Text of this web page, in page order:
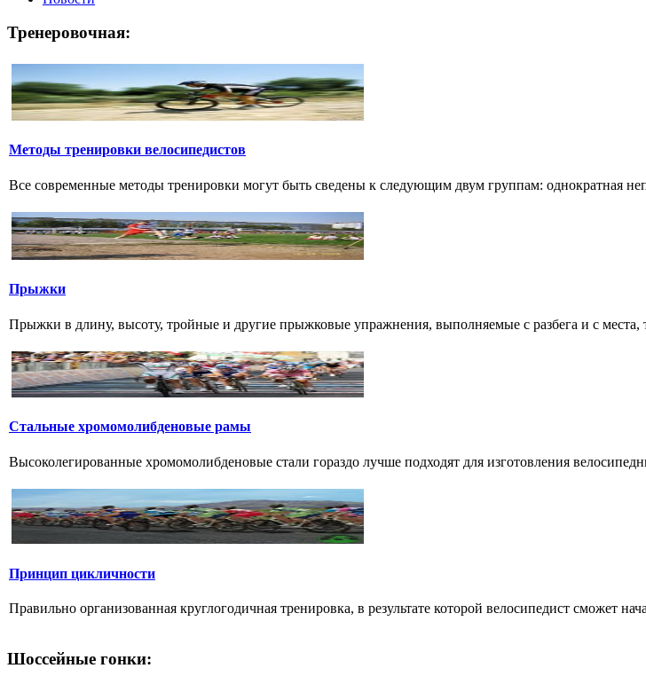
Тренеровочная:
Методы тренировки велосипедистов
Все современные методы тренировки могут быть сведены к следующим двум группам: однократная
Прыжки
Прыжки в длину, высоту, тройные и другие прыжковые упражнения, выполняемые с разбега и с места,
Стальные хромомолибденовые рамы
Высоколегированные хромомолибденовые стали гораздо лучше подходят для изготовления
Принцип цикличности
Правильно организованная круглогодичная тренировка, в результате которой велосипедист сможет
Шоссейные гонки: